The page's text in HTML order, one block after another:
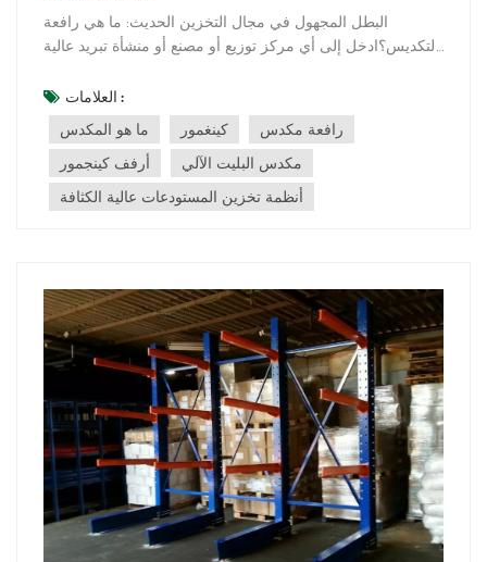
البطل المجهول في مجال التخزين الحديث: ما هي رافعة
التكديس؟ادخل إلى أي مركز توزيع أو مصنع أو منشأة تبريد عالية
المبهرة غالبًا ما تتصدر عناوين الأخبار، إلا أن أحد أهم العناصر في
هذه السيمفونية يعمل فوق رؤوسنا، وغالبًا ما يكون غير ملحوظ:
رافعة ا...
العلامات :
ما هو المكدس
كينغمور
رافعة مكدس
أرفف كينجمور
مكدس البليت الآلي
أنظمة تخزين المستودعات عالية الكثافة